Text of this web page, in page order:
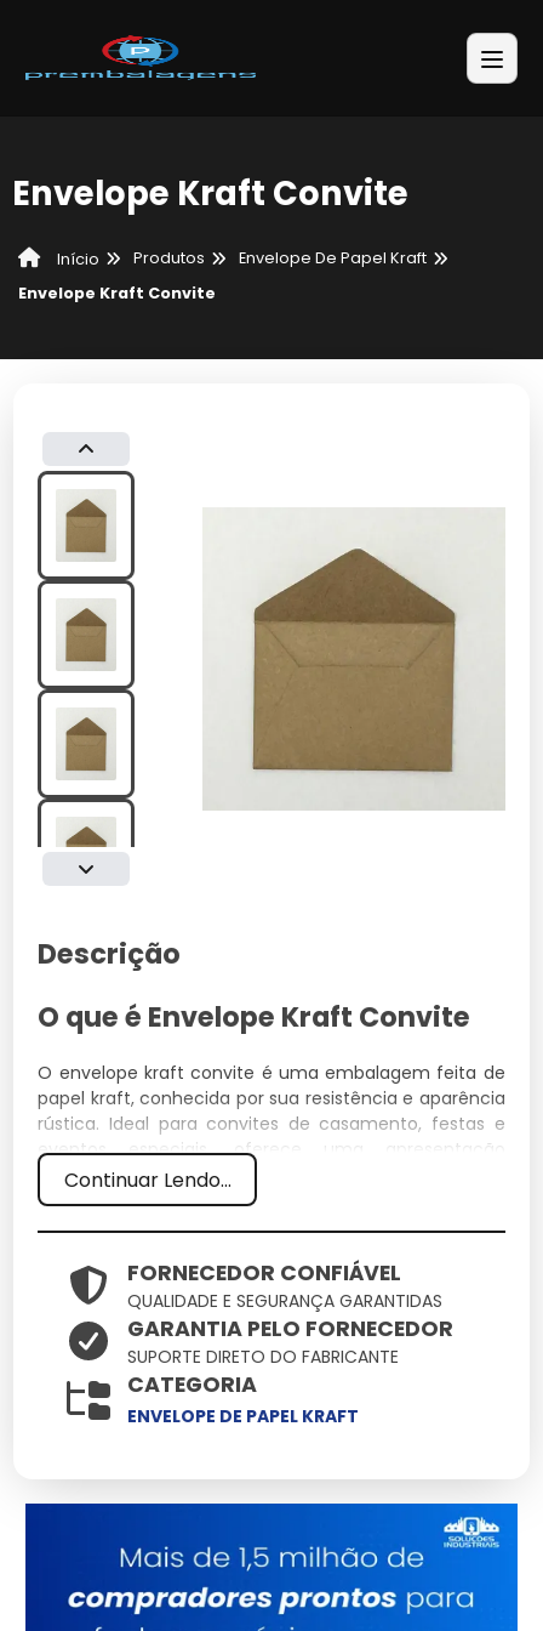
Envelope Kraft Convite
Início Produtos
Envelope De Papel Kraft
Envelope Kraft Convite
Descrição
O que é Envelope Kraft Convite
O envelope kraft convite é uma embalagem feita de
papel kraft, conhecida por sua resistência e aparência
rústica. Ideal para convites de casamento, festas e
eventos especiais, oferece uma apresentação
elegante e ecológica.
Especificações Técnicas
Dimensões
(cm)
Peso (kg) Material Capacidade
15 x 21 0.02 Papel Kraft
Sustentabilidade:Fabricado com papel reciclável,
reduz o impacto ambiental.
Estética Natural:Aparência rústica e sofisticada,
ideal para eventos elegantes.
Continuar Lendo...
FORNECEDOR CONFIÁVEL
QUALIDADE E SEGURANÇA GARANTIDAS
GARANTIA PELO FORNECEDOR
SUPORTE DIRETO DO FABRICANTE
CATEGORIA
ENVELOPE DE PAPEL KRAFT